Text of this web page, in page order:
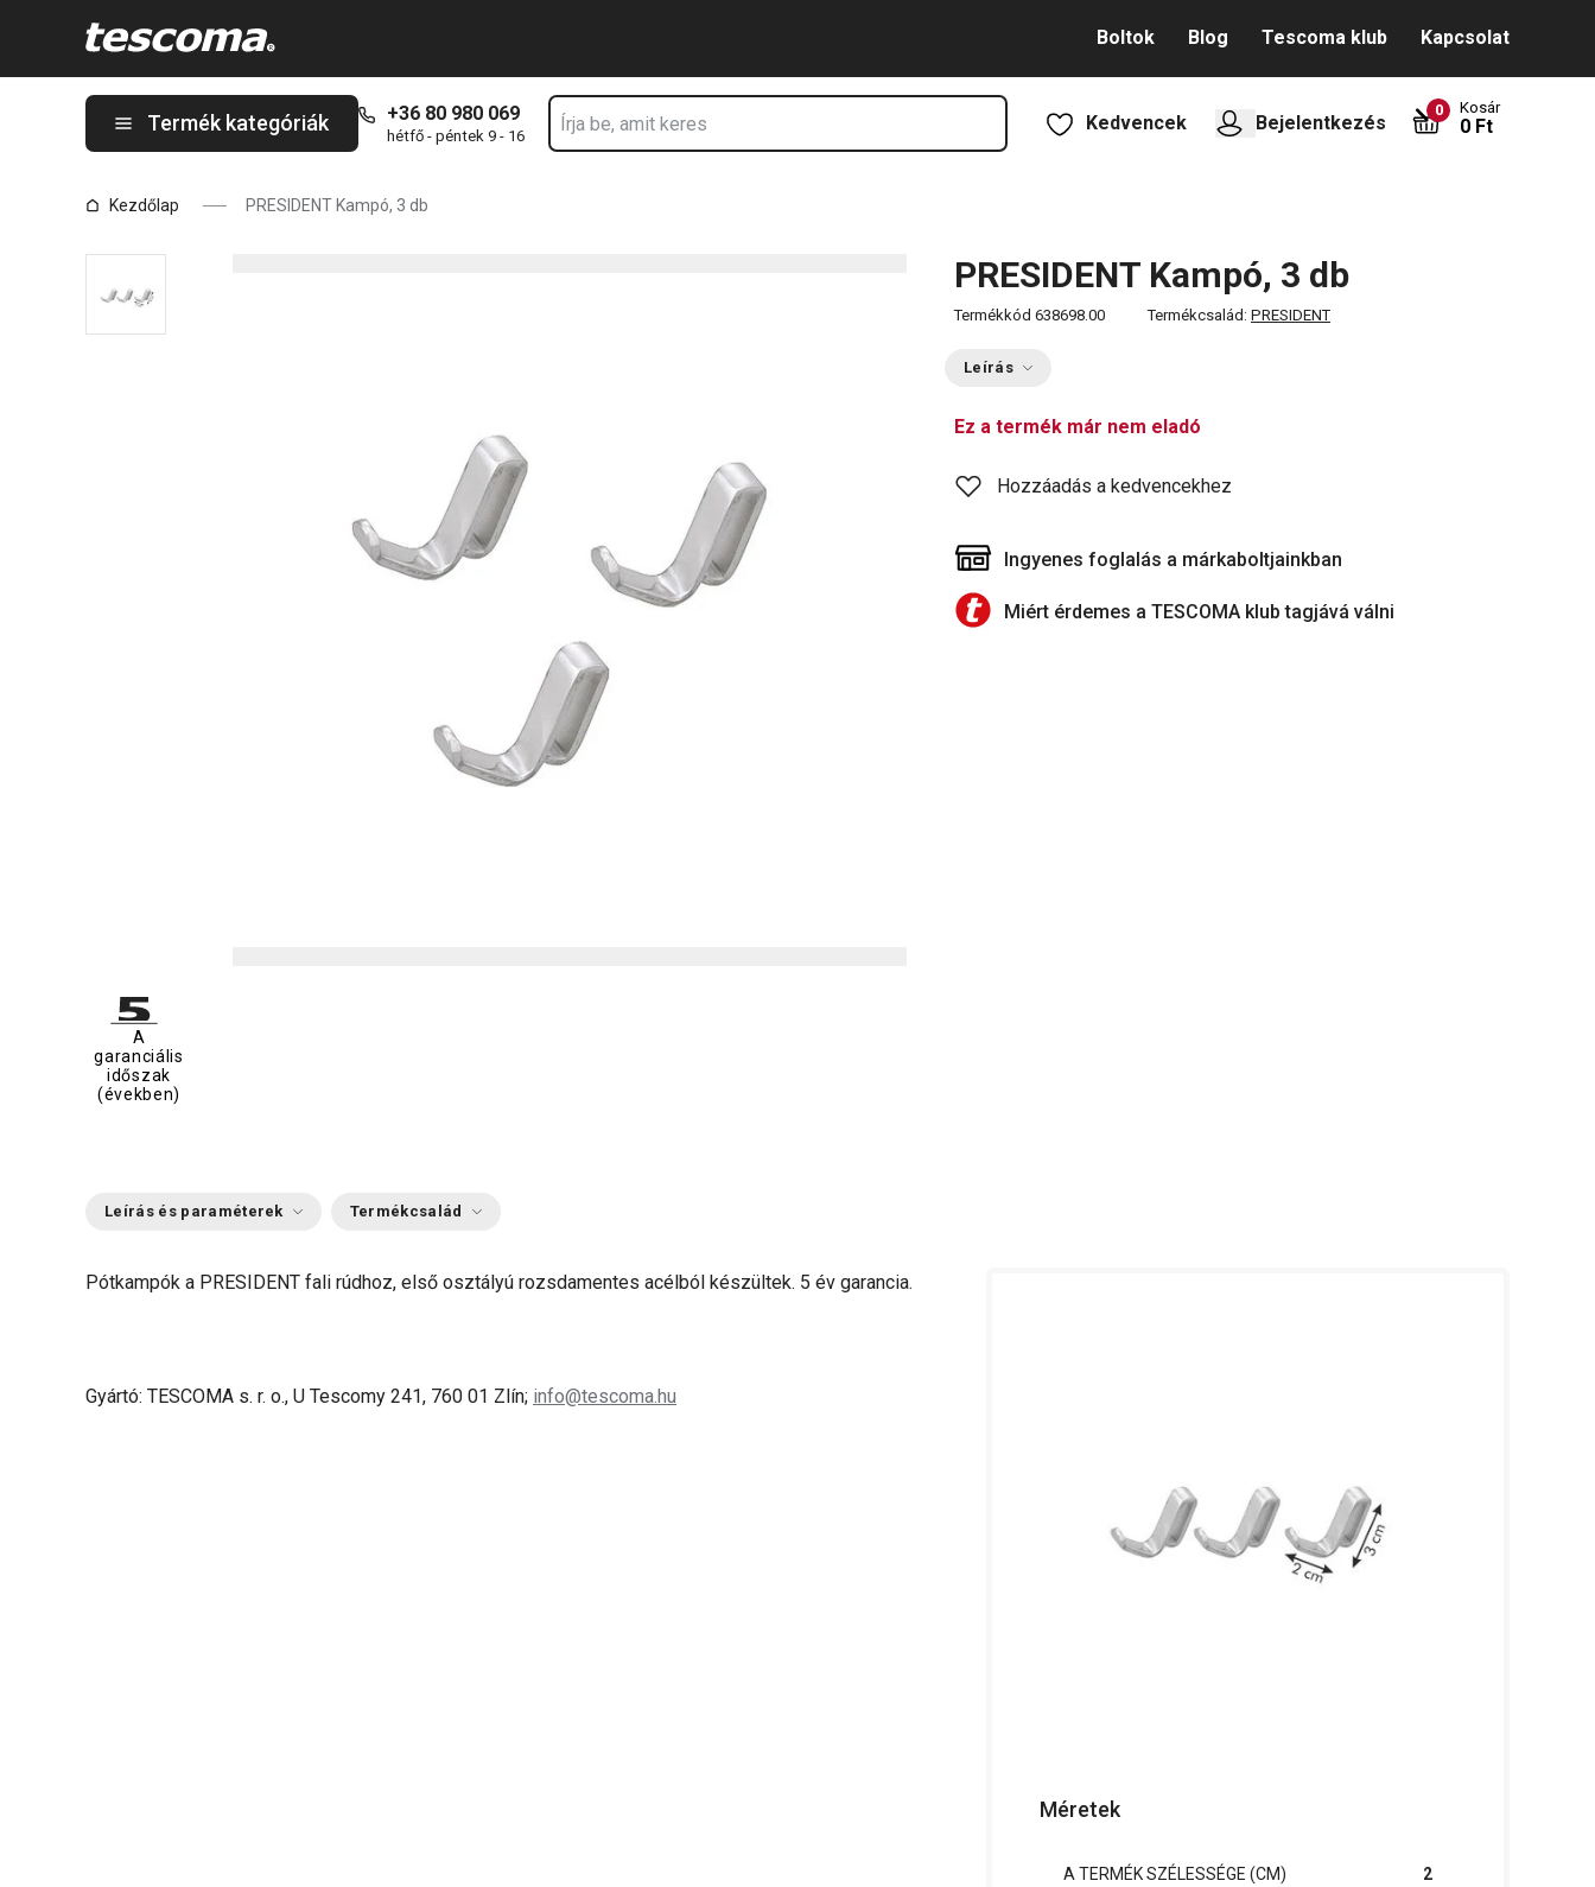
Boltok Blog Tescoma klub Kapcsolat
Termék kategóriák +36 80 980 069
hétfő - péntek 9 - 16
Kedvencek Bejelentkezés
0 Kosár
0 Ft
Kezdőlap PRESIDENT Kampó, 3 db
PRESIDENT Kampó, 3 db
Termékkód 638698.00 Termékcsalád: PRESIDENT
Leírás
Ez a termék már nem eladó
Hozzáadás a kedvencekhez
Ingyenes foglalás a márkaboltjainkban
Miért érdemes a TESCOMA klub tagjává válni
A
garanciális
időszak
(években)
Leírás és paraméterek Termékcsalád
Pótkampók a PRESIDENT fali rúdhoz, első osztályú rozsdamentes acélból készültek. 5 év garancia.
Gyártó: TESCOMA s. r. o., U Tescomy 241, 760 01 Zlín; info@tescoma.hu
Méretek
A TERMÉK SZÉLESSÉGE (CM) 2